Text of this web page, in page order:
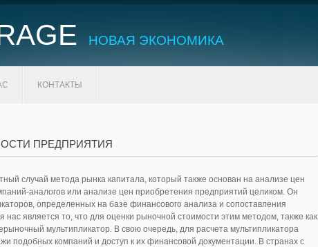
НОВАЯ ЭКОНОМИКА
КОНТАКТЫ
ПРЕДПРИЯТИЯ
случай метода рынка капитала, который также основан на анализе цен
аналогов или анализе цен приобретения предприятий целиком. Он
определенных на базе финансового анализа и сопоставления
является то, что для оценки рыночной стоимости этим методом, также как
мультипликатор. В свою очередь, для расчета мультипликатора
подобных компаний и доступ к их финансовой документации. В странах с